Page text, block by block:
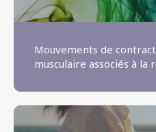
Mouvements de
musculaire associés à la